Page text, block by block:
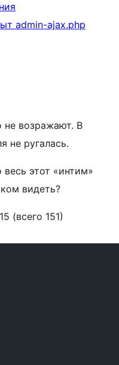
admin-ajax.php
не возражают. В
не ругалась.
весь этот «интим»
видеть?
(всего 151)